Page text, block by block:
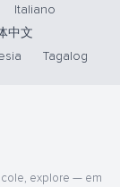
Italiano
中文
Tagalog
explore — em